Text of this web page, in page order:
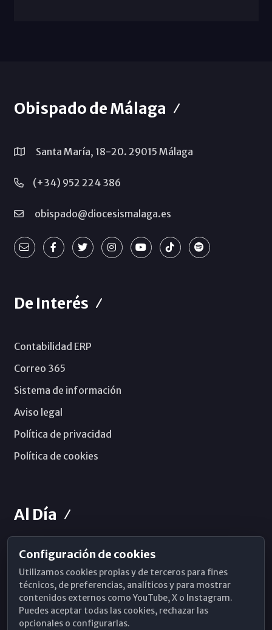
Obispado de Málaga
Santa María, 18-20. 29015 Málaga
(+34) 952 224 386
obispado@diocesismalaga.es
De Interés
Contabilidad ERP
Correo 365
Sistema de información
Aviso legal
Política de privacidad
Política de cookies
Al Día
Horarios de Misa
Hemeroteca
WhatsApp
Configuración de cookies
Utilizamos cookies propias y de terceros para fines
técnicos, de preferencias, analíticos y para mostrar
contenidos externos como YouTube, X o Instagram.
Puedes aceptar todas las cookies, rechazar las
opcionales o configurarlas.